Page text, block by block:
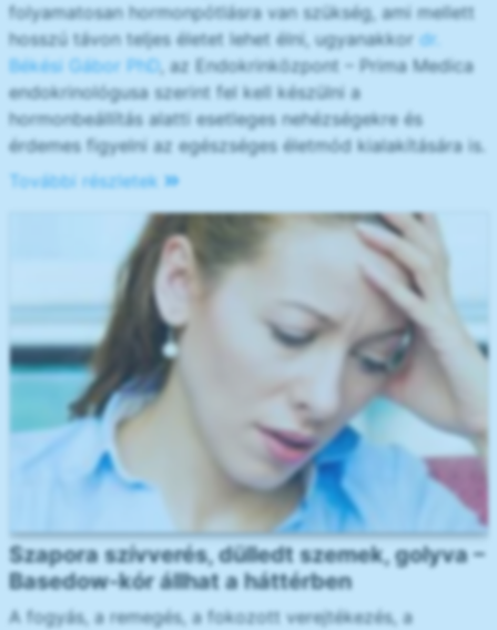
folyamatosan hormonpótlásra van szükség, ami mellett
hosszú távon teljes életet lehet élni, ugyanakkor dr.
Békési Gábor PhD
, az Endokrinközpont – Prima Medica
endokrinológusa szerint fel kell készülni a
hormonbeállítás alatti esetleges nehézségekre és
érdemes figyelni az egészséges életmód kialakítására is.
További részletek
Szapora szívverés, dülledt szemek, golyva –
Basedow-kór állhat a háttérben
A fogyás, a remegés, a fokozott verejtékezés, a